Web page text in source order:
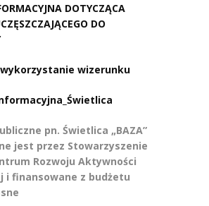
DOTYCZĄCA
DO
wizerunku
pn. Świetlica „BAZA”
jest przez Stowarzyszenie
Rozwoju Aktywności
i finansowane z budżetu